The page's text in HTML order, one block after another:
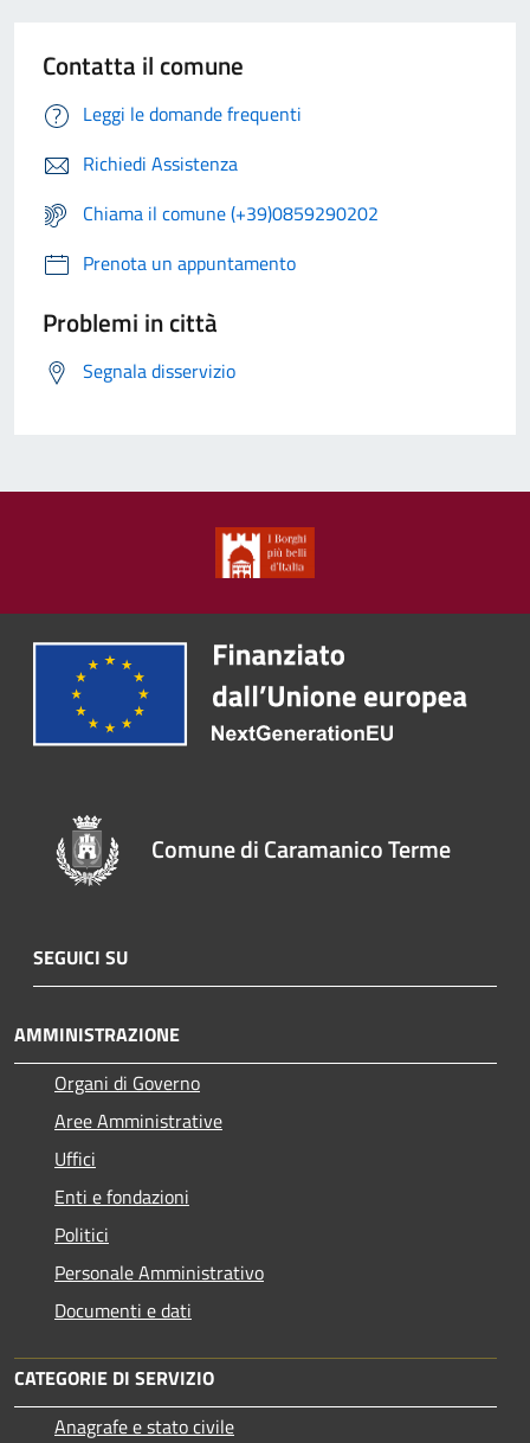
Contatta il comune
Leggi le domande frequenti
Richiedi Assistenza
Chiama il comune (+39)0859290202
Prenota un appuntamento
Problemi in città
Segnala disservizio
Comune di Caramanico Terme
SEGUICI SU
AMMINISTRAZIONE
Organi di Governo
Aree Amministrative
Uffici
Enti e fondazioni
Politici
Personale Amministrativo
Documenti e dati
CATEGORIE DI SERVIZIO
Anagrafe e stato civile